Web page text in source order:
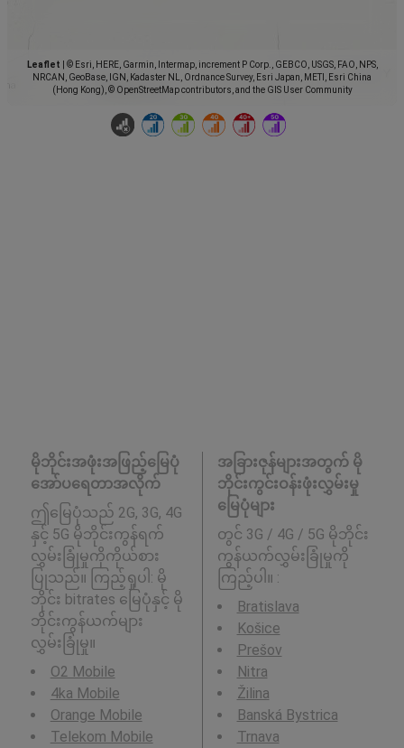
Leaflet
© Esri, HERE, Garmin, Intermap, increment P Corp., GEBCO, USGS, FAO, NPS,
NRCAN, GeoBase, IGN, Kadaster NL, Ordnance Survey, Esri Japan, METI, Esri China
(Hong Kong), © OpenStreetMap contributors, and the GIS User Community
မိုဘိုင်းအဖုံးအဖြည့်မြေပုံ
အော်ပရေတာအလိုက်
ဤမြေပုံသည် 2G, 3G, 4G
နှင့် 5G မိုဘိုင်းကွန်ရက်
လွှမ်းခြုံမှုကိုကိုယ်စား
ပြုသည်။ ကြည့်ရှုပါ: မို
ဘိုင်း bitrates မြေပုံနှင့် မို
ဘိုင်းကွန်ယက်များ
လွှမ်းခြုံမှု။
O2 Mobile
4ka Mobile
Orange Mobile
Telekom Mobile
အခြားဇုန်များအတွက် မို
ဘိုင်းကွင်းဝန်းဖုံးလွှမ်းမှု
မြေပုံများ
တွင် 3G / 4G / 5G မိုဘိုင်း
ကွန်ယက်လွှမ်းခြုံမှုကို
ကြည့်ပါ။ :
Bratislava
Košice
Prešov
Nitra
Žilina
Banská Bystrica
Trnava